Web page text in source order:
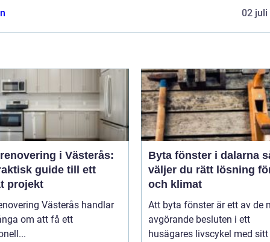
02 juli
i Västerås:
guide till ett
projekt
Västerås handlar
om att få ett
Byta fönster i dalarna så
väljer du rätt lösning
och klimat
Att byta fönster är ett av de
avgörande besluten i ett
husägares livscykel med